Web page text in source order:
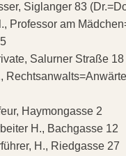
Siglanger 83
Professor am
Salurner Straße 18
Haymongasse 2
H., Bachgasse 12
H., Riedgasse 27